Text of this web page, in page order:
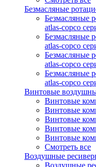
Безмасляные
Безмасляные
atlas-copco
Безмасляные
atlas-copco
Безмасляные
atlas-copco
Безмасляные
atlas-copco
Винтовые
Винтовые
Винтовые
Винтовые
Винтовые
Винтовые
Смотреть все
Воздушные
Воздушные